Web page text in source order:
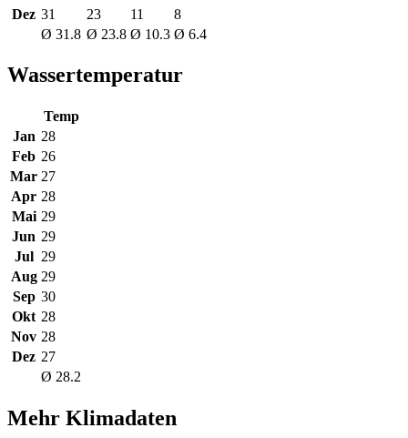
Dez 31 23 11
8
Ø 31.8 Ø 23.8 Ø 10.3 Ø 6.4
Wassertemperatur
Temp
Jan 28
Feb 26
Mar 27
Apr 28
Mai 29
Jun 29
Jul 29
Aug 29
Sep 30
Okt 28
Nov 28
Dez 27
Ø 28.2
Mehr Klimadaten